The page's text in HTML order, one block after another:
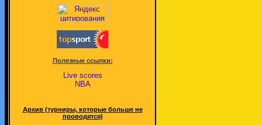
Полезные ссылки:
Live scores
NBA
Архив (турниры, которые больше не
проводятся)